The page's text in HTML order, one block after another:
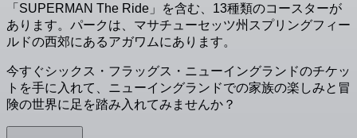
「SUPERMAN The Ride」を含む、13種類のコースターが
あります。パークは、マサチューセッツ州スプリングフィー
ルドの西郊にあるアガワムにあります。
今すぐシックス・フラッグス・ニューイングランドのチケッ
トを手に入れて、ニューイングランドでの家族の楽しみと冒
険の世界に足を踏み入れてみませんか？